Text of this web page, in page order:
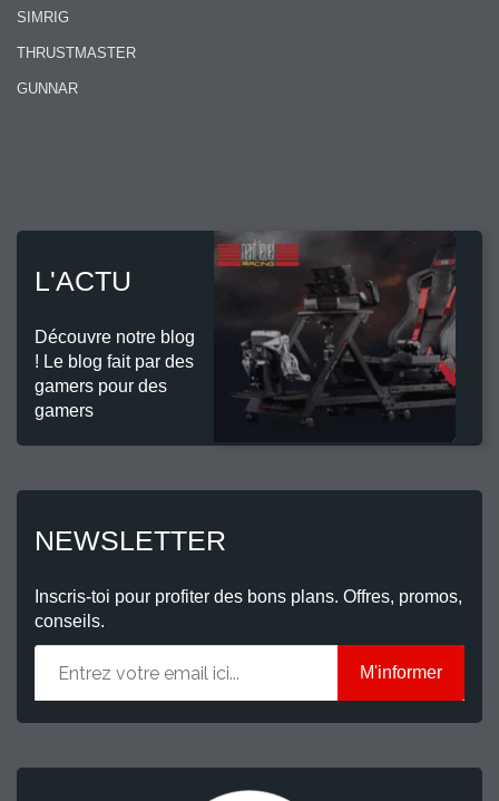
SIMRIG
THRUSTMASTER
GUNNAR
L'ACTU
Découvre notre blog
! Le blog fait par des
gamers pour des
gamers
NEWSLETTER
Inscris-toi pour profiter des bons plans. Offres, promos,
conseils.
M'informer